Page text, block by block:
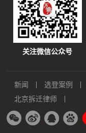
关注微信公众号
新闻 选登案例
北京拆迁律师